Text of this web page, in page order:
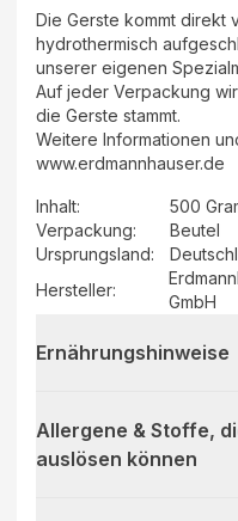
Die Gerste kommt direkt
hydrothermisch
unserer eigenen
Auf jeder Verpackung
die Gerste stammt.
Weitere Informationen
www.erdmannhauser.de
Inhalt:
500
Verpackung:
Beutel
Ursprungsland:
Hersteller:
GmbH
Ernährungshinweise
Allergene & Stoffe,
auslösen können